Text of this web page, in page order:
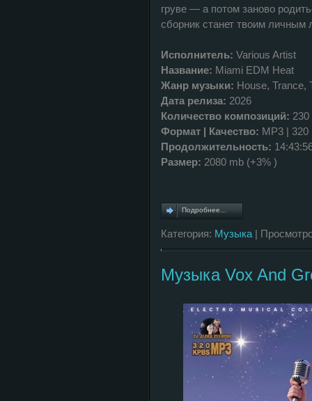
груве — а потом заново
сборник станет твоим личным
Исполнитель: Various Artist
Название: Miami EDM Heat
Жанр музыки: House, Trance,
Дата релиза: 2026
Количество композиций: 230
Формат | Качество: MP3 | 320
Продолжительность:
Размер: 2080 mb (+3% )
Подробнее...
Категория: Музыка |
Музыка Vox And